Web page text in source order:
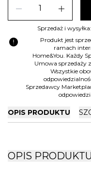
remove add
Sprzedaż i
error
Produkt jest
ramach
Home&You. Każdy
Umowa sprzedaży
Wszystkie
Sprzedawcy
OPIS PRODUKTU
OPIS